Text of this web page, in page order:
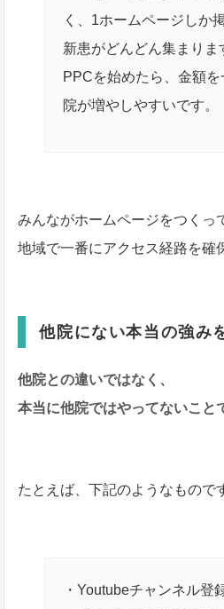
く、1ホームページしか
新患がどんどん集まりま
PPCを始めたら、金額
院が増やしやすいです。
みんながホームページをつくっ
地域で一番にアクセス経路を確
他院にない本当の強み
他院との違いではなく、
本当に他院ではやってないこと
たとえば、下記のようなもので
・Youtubeチャンネル登